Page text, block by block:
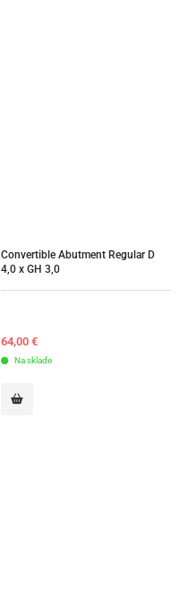
Convertible Abutment Regular D
4,0 x GH 3,0
64,00 €
Na sklade